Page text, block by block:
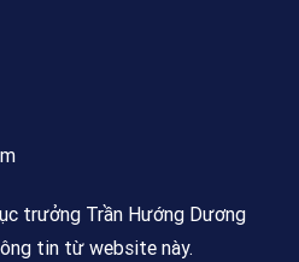
trưởng Trần Hướng Dương
tin từ website này.